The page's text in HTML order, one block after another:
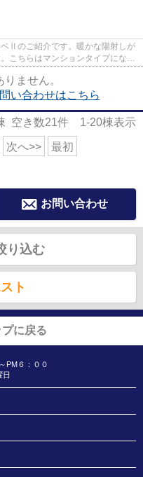
Ⅱのご紹介です。暖かな陽射しが
こちらはマンションタイプになり
ません。
い合わせはこちら
空き数21件 1-20棟表示
次へ>> 最初
お問い合わせ
り込む
ト
に戻る
PM６：００
日